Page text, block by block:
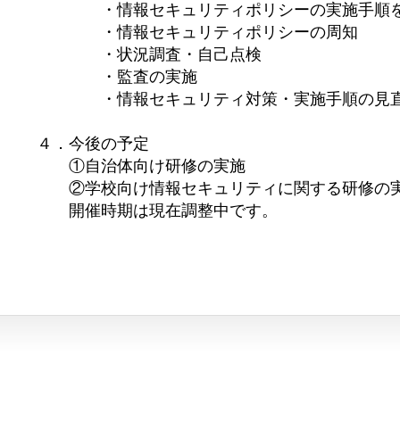
・情報セキュリティポリシーの実施手順
・情報セキュリティポリシーの周知
・状況調査・自己点検
・監査の実施
・情報セキュリティ対策・実施手順の見
４．今後の予定
①自治体向け研修の実施
②学校向け情報セキュリティに関する研修の
開催時期は現在調整中です。